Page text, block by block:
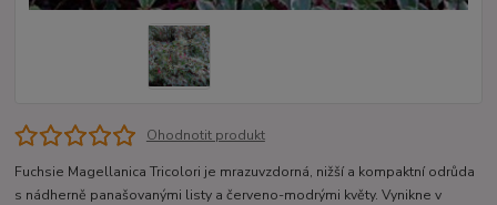
Ohodnotit produkt
Fuchsie Magellanica Tricolori je mrazuvzdorná, nižší a kompaktní odrůda
s nádherně panašovanými listy a červeno-modrými květy. Vynikne v